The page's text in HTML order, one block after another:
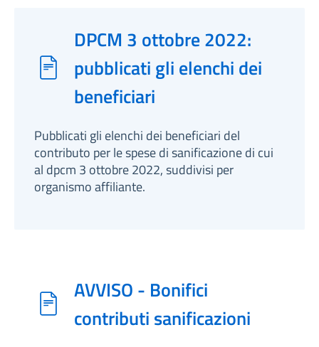
DPCM 3 ottobre 2022:
pubblicati gli elenchi dei
beneficiari
Pubblicati gli elenchi dei beneficiari del
contributo per le spese di sanificazione di cui
al dpcm 3 ottobre 2022, suddivisi per
organismo affiliante.
AVVISO - Bonifici
contributi sanificazioni